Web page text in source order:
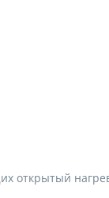
открытый